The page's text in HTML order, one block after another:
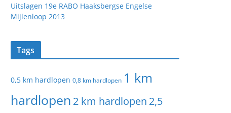
Uitslagen 19e RABO Haaksbergse Engelse
Mijlenloop 2013
Tags
0,5 km hardlopen 0,8 km hardlopen 1 km
hardlopen 2 km hardlopen 2,5